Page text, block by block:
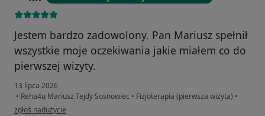
Jestem bardzo zadowolony. Pan Mariusz spełnił
wszystkie moje oczekiwania jakie miałem co do
pierwszej wizyty.
13 lipca 2026
• Reha4u Mariusz Tejdy Sosnowiec • Fizjoterapia (pierwsza wizyta) •
w opinii użytkownika KK
zgłoś nadużycie